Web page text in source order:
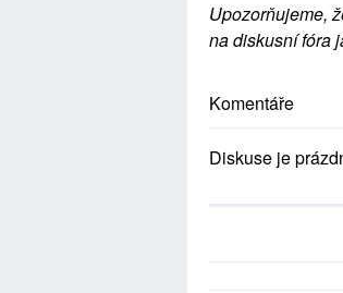
Upozorňujeme,
na diskusní fóra
Komentáře
Diskuse je